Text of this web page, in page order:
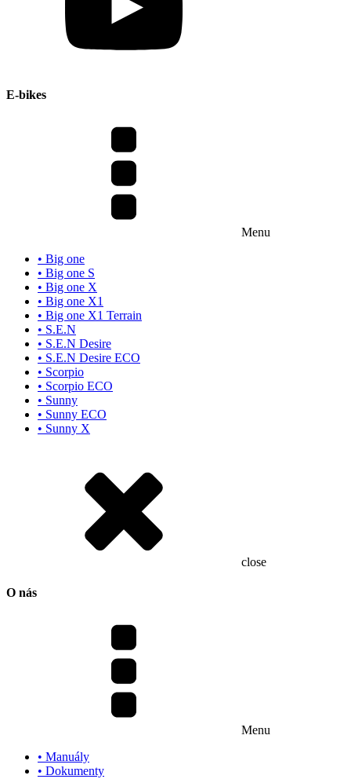
E-bikes
Menu
• Big one
• Big one S
• Big one X
• Big one X1
• Big one X1 Terrain
• S.E.N
• S.E.N Desire
• S.E.N Desire ECO
• Scorpio
• Scorpio ECO
• Sunny
• Sunny ECO
• Sunny X
close
O nás
Menu
• Manuály
• Dokumenty